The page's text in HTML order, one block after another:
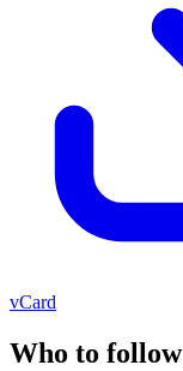
vCard
Who to follow